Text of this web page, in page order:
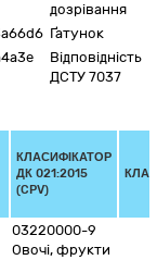
дозрівання
Ґатунок
Відповідність
ДСТУ 7037
КЛАСИФІКАТОР
ДК 021:2015
(CPV)
03220000-9
Овочі, фрукти